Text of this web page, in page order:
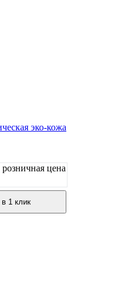
эко-кожа
цена
в 1 клик